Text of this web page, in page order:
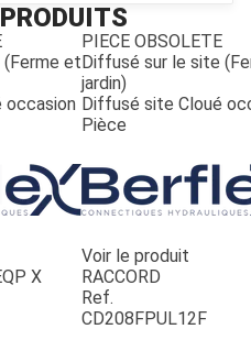
VERTS
UTV
et
occasion
X
PIECE OBSOLETE
Diffusé sur le site
jardin)
Diffusé site Cloué
Pièce
Voir le produit
RACCORD
Ref.
CD208FPUL12F